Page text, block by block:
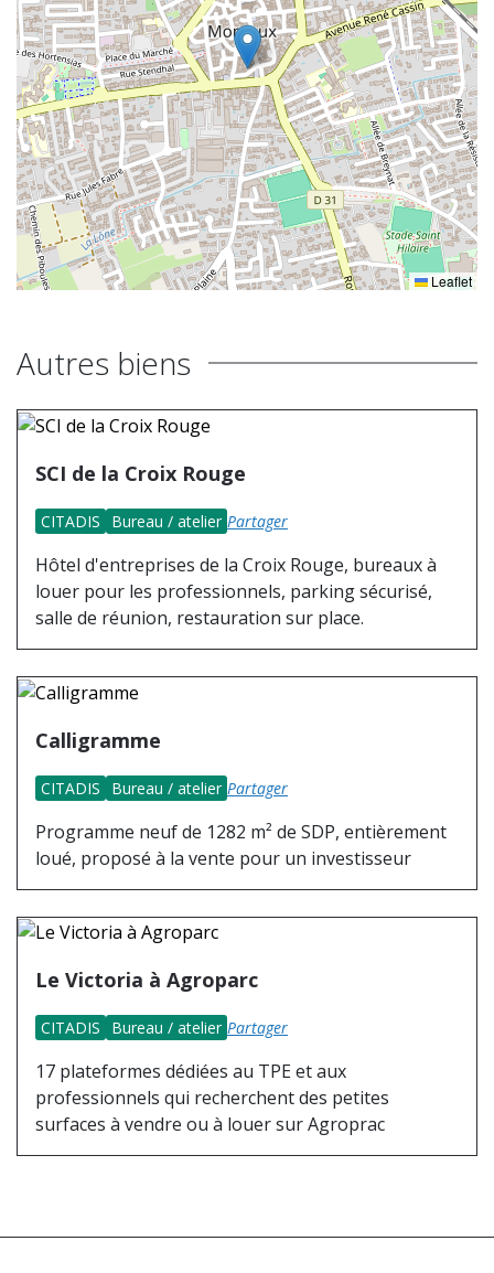
Leaflet
Autres biens
SCI de la Croix Rouge
CITADIS Bureau / atelier Partager
Hôtel d'entreprises de la Croix Rouge, bureaux à
louer pour les professionnels, parking sécurisé,
salle de réunion, restauration sur place.
Calligramme
CITADIS Bureau / atelier Partager
Programme neuf de 1282 m² de SDP, entièrement
loué, proposé à la vente pour un investisseur
Le Victoria à Agroparc
CITADIS Bureau / atelier Partager
17 plateformes dédiées au TPE et aux
professionnels qui recherchent des petites
surfaces à vendre ou à louer sur Agroprac